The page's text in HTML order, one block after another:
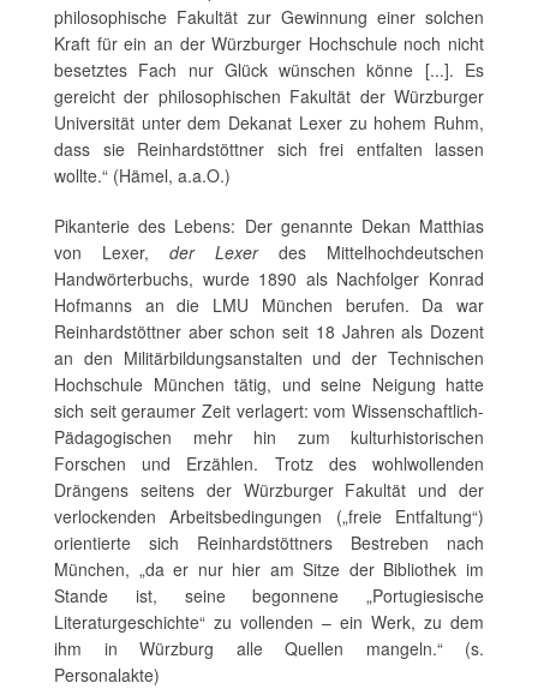
philosophische Fakultät zur Gewinnung einer solchen
Kraft für ein an der Würzburger Hochschule noch nicht
besetztes Fach nur Glück wünschen könne [...]. Es
gereicht der philosophischen Fakultät der Würzburger
Universität unter dem Dekanat Lexer zu hohem Ruhm,
dass sie Reinhardstöttner sich frei entfalten lassen
wollte.“ (Hämel, a.a.O.)
Pikanterie des Lebens: Der genannte Dekan Matthias
von Lexer, der Lexerdes Mittelhochdeutschen
Handwörterbuchs, wurde 1890 als Nachfolger Konrad
Hofmanns an die LMU München berufen. Da war
Reinhardstöttner aber schon seit 18 Jahren als Dozent
an den Militärbildungsanstalten und der Technischen
Hochschule München tätig, und seine Neigung hatte
sich seit geraumer Zeit verlagert: vom Wissenschaftlich-
Pädagogischen mehr hin zum kulturhistorischen
Forschen und Erzählen. Trotz des wohlwollenden
Drängens seitens der Würzburger Fakultät und der
verlockenden Arbeitsbedingungen („freie Entfaltung“)
orientierte sich Reinhardstöttners Bestreben nach
München, „da er nur hier am Sitze der Bibliothek im
Stande ist, seine begonnene „Portugiesische
Literaturgeschichte“ zu vollenden – ein Werk, zu dem
ihm in Würzburg alle Quellen mangeln.“ (s.
Personalakte)